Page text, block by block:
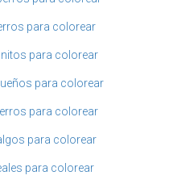
para colorear
para colorear
para colorear
para colorear
para colorear
para colorear